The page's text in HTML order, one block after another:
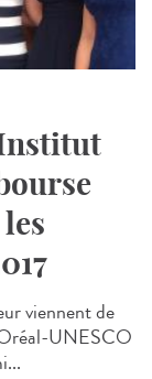
viennent de
UNESCO